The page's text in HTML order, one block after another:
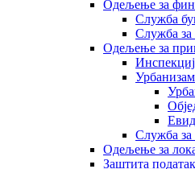
Одељење за
Служба
Служба за
Одељење за
Урбанизам
Служба за
Одељење за
Заштита